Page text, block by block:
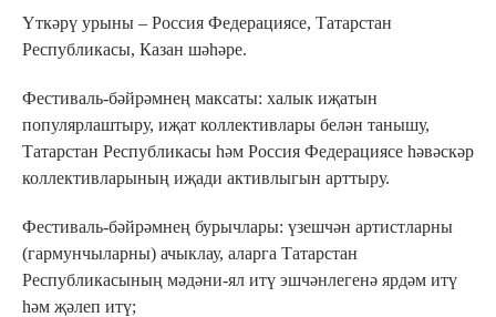
Үткәрү урыны – Россия Федерациясе, Татарстан
Республикасы, Казан шәһәре.
Фестиваль-бәйрәмнең максаты: халык иҗатын
популярлаштыру, иҗат коллективлары белән танышу,
Татарстан Республикасы һәм Россия Федерациясе һәвәскәр
коллективларының иҗади активлыгын арттыру.
Фестиваль-бәйрәмнең бурычлары: үзешчән артистларны
(гармунчыларны) ачыклау, аларга Татарстан
Республикасының мәдәни-ял итү эшчәнлегенә ярдәм итү
һәм җәлеп итү;